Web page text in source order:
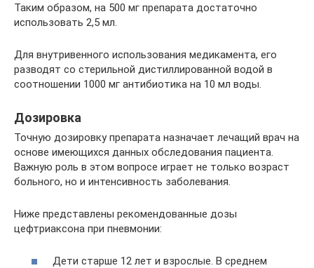
Таким образом, на 500 мг препарата достаточно
использовать 2,5 мл.
Для внутривенного использования медикамента, его
разводят со стерильной дистиллированной водой в
соотношении 1000 мг антибиотика на 10 мл воды.
Дозировка
Точную дозировку препарата назначает лечащий врач на
основе имеющихся данных обследования пациента.
Важную роль в этом вопросе играет не только возраст
больного, но и интенсивность заболевания.
Ниже представлены рекомендованные дозы
цефтриаксона при пневмонии:
Дети старше 12 лет и взрослые. В среднем